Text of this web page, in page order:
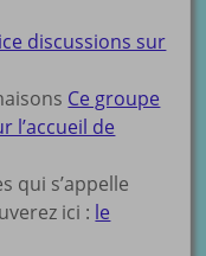
discussions sur
Ce groupe
l’accueil de
qui s’appelle
ici : le